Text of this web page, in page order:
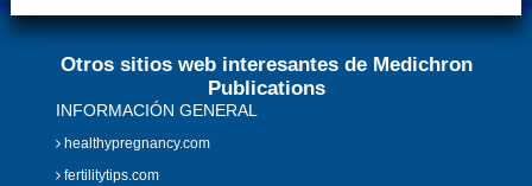
Otros sitios web interesantes de Medichron
Publications
INFORMACIÓN GENERAL
healthypregnancy.com
fertilitytips.com